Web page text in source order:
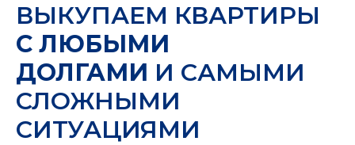
ВЫКУПАЕМ КВАРТИРЫ
С ЛЮБЫМИ
ДОЛГАМИ И САМЫМИ
СЛОЖНЫМИ
СИТУАЦИЯМИ